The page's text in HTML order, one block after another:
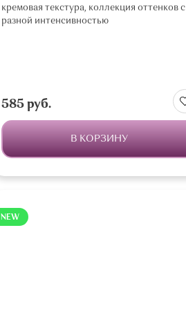
кремовая текстура, коллекция оттенков с
разной интенсивностью
585 руб.
В КОРЗИНУ
NEW